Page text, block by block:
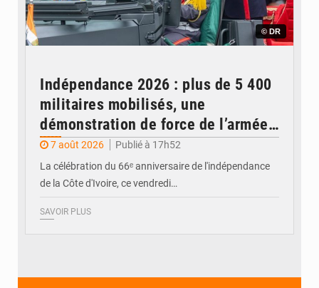
© DR
Indépendance 2026 : plus de 5 400
militaires mobilisés, une
démonstration de force de l’armée
ivoirienne à Yopougon
7 août 2026
Publié à 17h52
La célébration du 66ᵉ anniversaire de l'indépendance
de la Côte d'Ivoire, ce vendredi…
SAVOIR PLUS